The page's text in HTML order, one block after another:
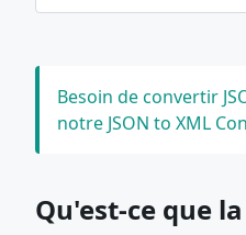
Besoin de convertir
notre JSON to XML
Qu'est-ce que